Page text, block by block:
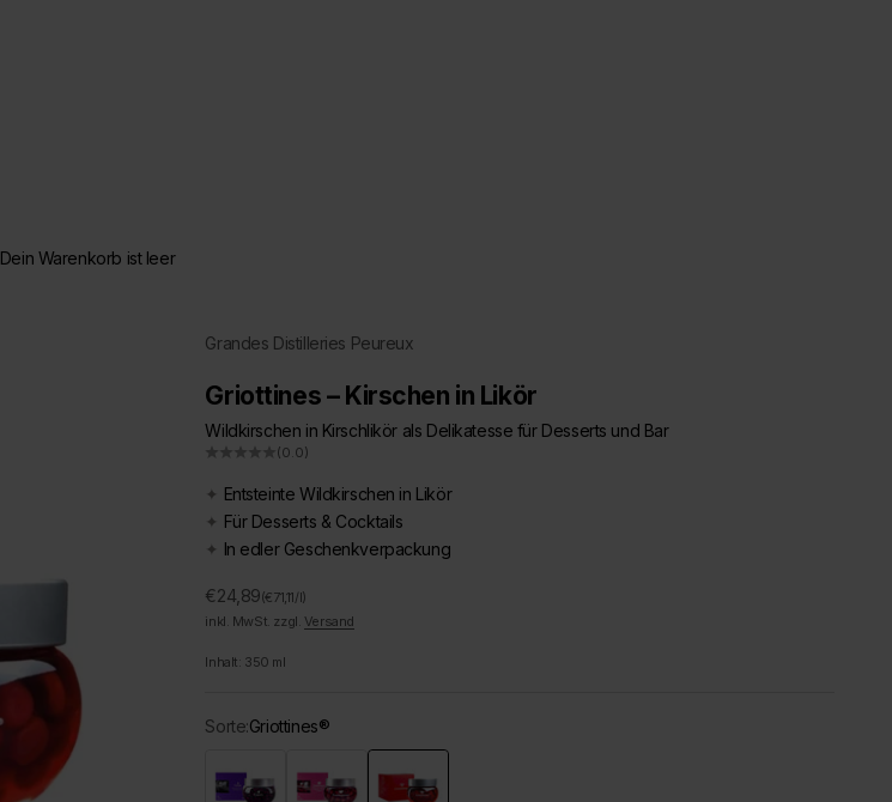
Dein Warenkorb ist leer
Grandes Distilleries Peureux
Griottines – Kirschen in Likör
Wildkirschen in Kirschlikör als Delikatesse für Desserts und Bar
(0.0)
✦ Entsteinte Wildkirschen in Likör
✦ Für Desserts & Cocktails
✦ In edler Geschenkverpackung
Angebot
€24,89(€71,11/l)
inkl. MwSt. zzgl. Versand
Inhalt: 350 ml
Sorte:Griottines®